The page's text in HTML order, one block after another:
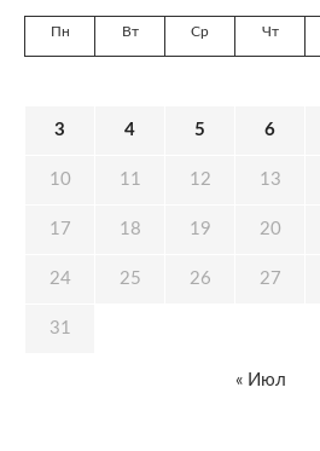
Пн Вт Ср Чт
3 4 5 6
10 11 12 13
17 18 19 20
24 25 26 27
31
« Июл